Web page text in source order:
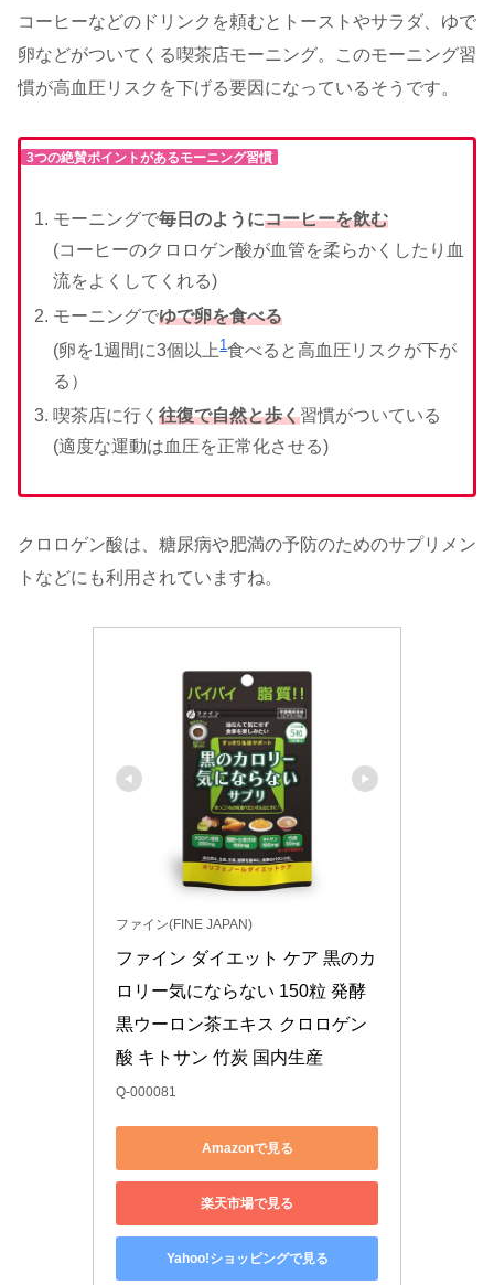
コーヒーなどのドリンクを頼むとトーストやサラダ、ゆで
卵などがついてくる喫茶店モーニング。このモーニング習
慣が高血圧リスクを下げる要因になっているそうです。
3つの絶賛ポイントがあるモーニング習慣
モーニングで毎日のようにコーヒーを飲む
(コーヒーのクロロゲン酸が血管を柔らかくしたり血
流をよくしてくれる)
モーニングでゆで卵を食べる
(卵を1週間に3個以上1食べると高血圧リスクが下が
る）
喫茶店に行く往復で自然と歩く習慣がついている
(適度な運動は血圧を正常化させる)
クロロゲン酸は、糖尿病や肥満の予防のためのサプリメン
トなどにも利用されていますね。
ファイン(FINE JAPAN)
ファイン ダイエット ケア 黒のカ
ロリー気にならない 150粒 発酵
黒ウーロン茶エキス クロロゲン
酸 キトサン 竹炭 国内生産
Q-000081
Amazonで見る
楽天市場で見る
Yahoo!ショッピングで見る